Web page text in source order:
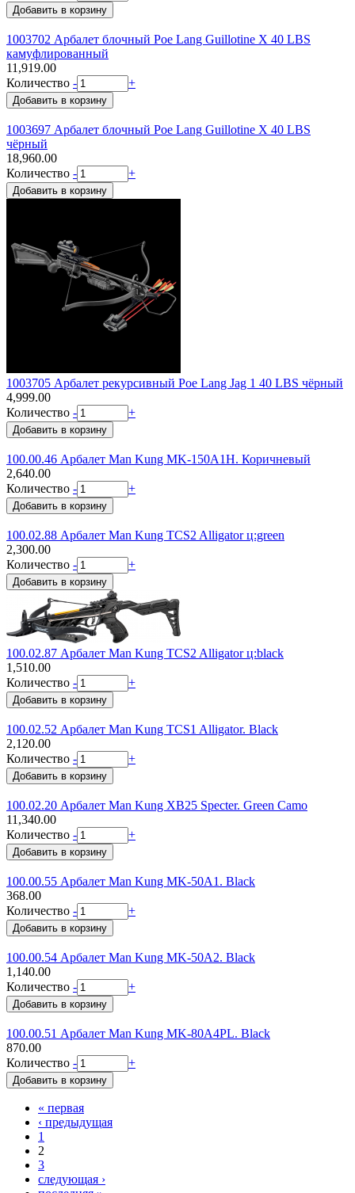
1003702 Арбалет блочный Poe Lang Guillotine X 40 LBS
камуфлированный
11,919.00
Количество - +
1003697 Арбалет блочный Poe Lang Guillotine X 40 LBS
чёрный
18,960.00
Количество - +
1003705 Арбалет рекурсивный Poe Lang Jag 1 40 LBS чёрный
4,999.00
Количество - +
100.00.46 Арбалет Man Kung MK-150A1H. Коричневый
2,640.00
Количество - +
100.02.88 Арбалет Man Kung TCS2 Alligator ц:green
2,300.00
Количество - +
100.02.87 Арбалет Man Kung TCS2 Alligator ц:black
1,510.00
Количество - +
100.02.52 Арбалет Man Kung TCS1 Alligator. Black
2,120.00
Количество - +
100.02.20 Арбалет Man Kung XB25 Specter. Green Camo
11,340.00
Количество - +
100.00.55 Арбалет Man Kung MK-50A1. Black
368.00
Количество - +
100.00.54 Арбалет Man Kung MK-50A2. Black
1,140.00
Количество - +
100.00.51 Арбалет Man Kung MK-80A4PL. Black
870.00
Количество - +
Страницы
« первая
‹ предыдущая
1
2
3
следующая ›